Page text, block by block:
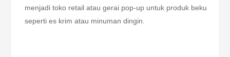
menjadi toko retail atau gerai pop-up untuk produk beku
seperti es krim atau minuman dingin.